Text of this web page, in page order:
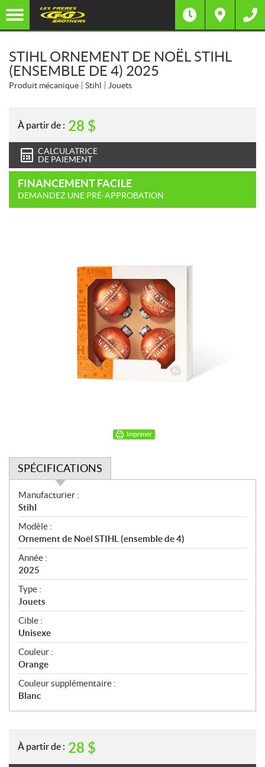
STIHL ORNEMENT DE NOËL STIHL
(ENSEMBLE DE 4) 2025
Produit mécanique Stihl Jouets
À partir de : 28 $
CALCULATRICE
DE PAIEMENT
FINANCEMENT FACILE
DEMANDEZ UNE PRÉ-APPROBATION
Imprimer
SPÉCIFICATIONS
S
p
é
c
i
f
i
c
a
t
i
o
n
s
Manufacturier :
Stihl
Modèle :
Ornement de Noël STIHL (ensemble de 4)
Année :
2025
Type :
Jouets
Cible :
Unisexe
Couleur :
Orange
Couleur supplémentaire :
Blanc
À partir de : 28 $